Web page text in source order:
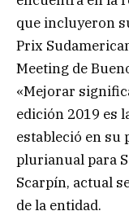
que incluyeron
Prix
Meeting de
«Mejorar
edición 2019 es
estableció en su
plurianual para
Scarpín, actual
de la entidad.